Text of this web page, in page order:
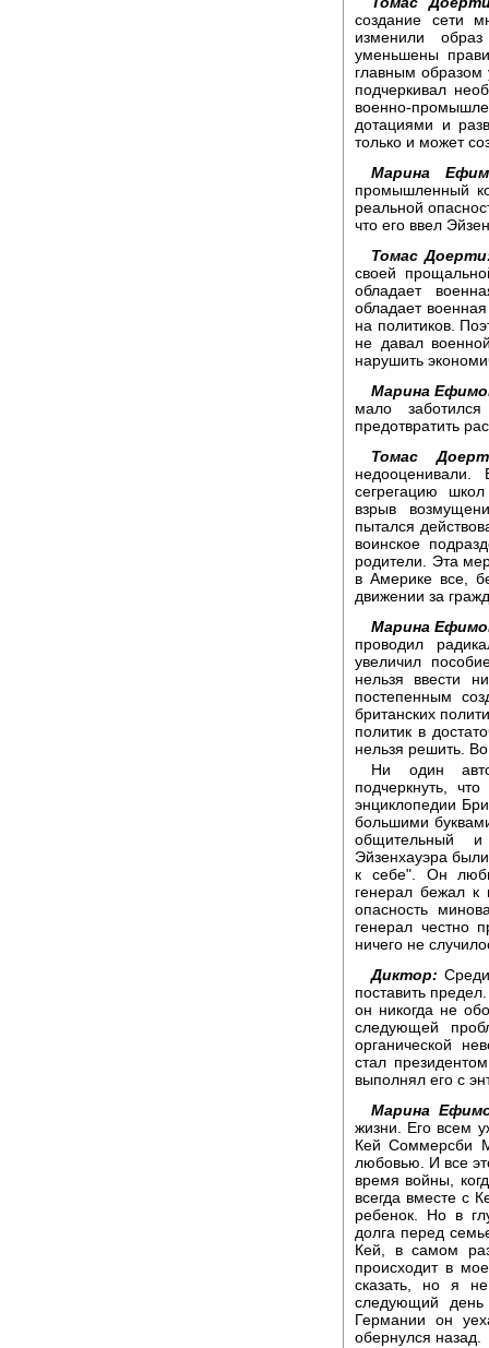
создание сети
изменили
уменьшены
главным образом
подчеркивал
военно-
дотациями и
только и может
Марина
промышленный
реальной
что его ввел
Томас
своей
обладает
обладает
на политиков.
не давал
нарушить
Марина
мало
предотвратить
Томас
сегрегацию
взрыв
пытался
воинское
родители. Эта
в Америке все,
движении за
Марина
проводил
увеличил
нельзя ввести
постепенным
британских
политик в
нельзя решить.
Ни один
подчеркнуть,
энциклопедии
большими
общительный
Эйзенхауэра
к себе". Он
генерал бежал к
опасность
генерал честно
ничего не
Диктор:
поставить
он никогда не
следующей
органической
стал
выполнял его с
Марина
жизни. Его всем
Кей Соммерсби
любовью. И все
время войны,
всегда вместе с
ребенок. Но в
долга перед
Кей, в самом
происходит в
сказать, но я
следующий день
Германии он
обернулся назад.